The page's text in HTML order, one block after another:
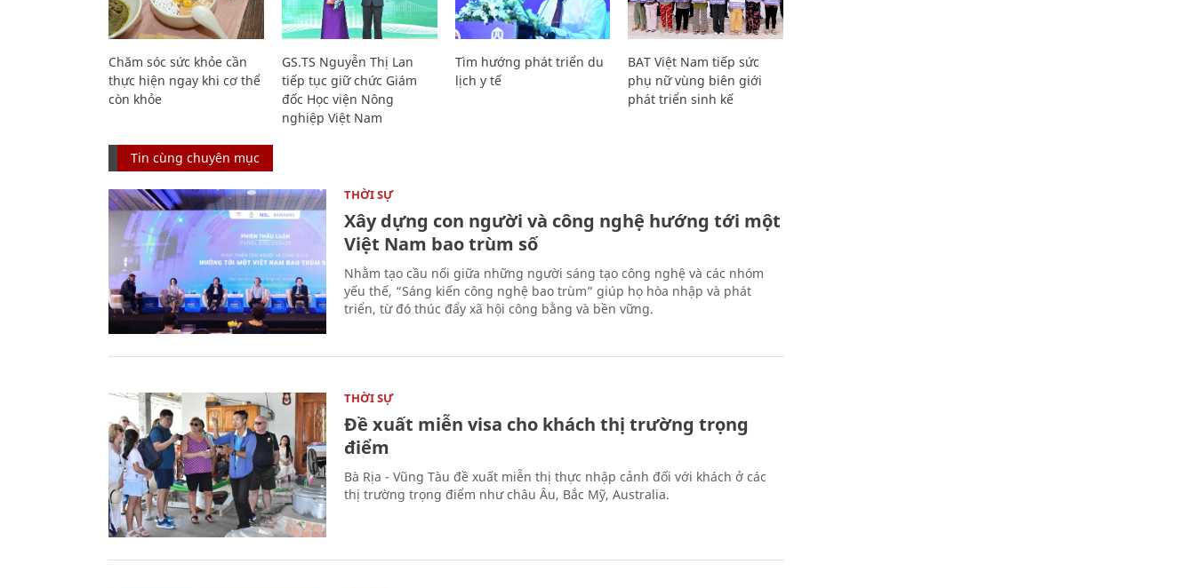
Chăm sóc sức khỏe cần
thực hiện ngay khi cơ thể
còn khỏe
GS.TS Nguyễn Thị Lan
tiếp tục giữ chức Giám
đốc Học viện Nông
nghiệp Việt Nam
Tìm hướng phát triển du
lịch y tế
BAT Việt Nam tiếp sức
phụ nữ vùng biên giới
phát triển sinh kế
Tin cùng chuyên mục
THỜI SỰ
Xây dựng con người và công nghệ hướng tới một
Việt Nam bao trùm số
Nhằm tạo cầu nối giữa những người sáng tạo công nghệ và các nhóm
yếu thế, “Sáng kiến công nghệ bao trùm” giúp họ hòa nhập và phát
triển, từ đó thúc đẩy xã hội công bằng và bền vững.
THỜI SỰ
Đề xuất miễn visa cho khách thị trường trọng
điểm
Bà Rịa - Vũng Tàu đề xuất miễn thị thực nhập cảnh đối với khách ở các
thị trường trọng điểm như châu Âu, Bắc Mỹ, Australia.